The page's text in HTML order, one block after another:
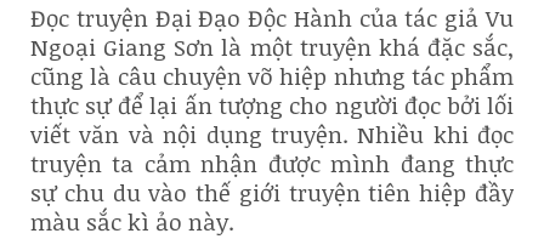
Đọc truyện Đại Đạo Độc Hành của tác giả Vu
Ngoại Giang Sơn là một truyện khá đặc sắc,
cũng là câu chuyện võ hiệp nhưng tác phẩm
thực sự để lại ấn tượng cho người đọc bởi lối
viết văn và nội dụng truyện. Nhiều khi đọc
truyện ta cảm nhận được mình đang thực
sự chu du vào thế giới truyện tiên hiệp đầy
màu sắc kì ảo này.